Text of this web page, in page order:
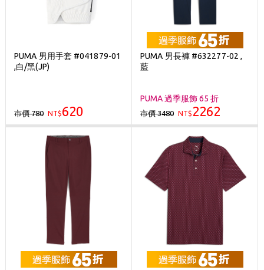
PUMA 男用手套 #041879-01
,白/黑(JP)
市價 780 NT$620
PUMA 男長褲 #632277-02 ,
藍
PUMA 過季服飾 65 折
市價 3480 NT$ 2262